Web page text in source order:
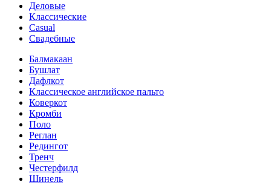
Деловые
Классические
Casual
Свадебные
Балмакаан
Бушлат
Дафлкот
Классическое английское пальто
Коверкот
Кромби
Поло
Реглан
Редингот
Тренч
Честерфилд
Шинель